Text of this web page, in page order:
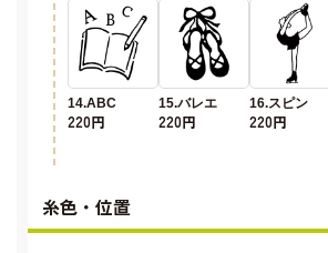
14.ABC
220円
15.バレエ
220円
16.スピン
220円
糸色・位置